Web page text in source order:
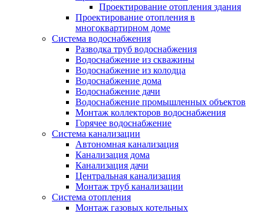
Проектирование отопления здания
Проектирование отопления в
многоквартирном доме
Система водоснабжения
Разводка труб водоснабжения
Водоснабжение из скважины
Водоснабжение из колодца
Водоснабжение дома
Водоснабжение дачи
Водоснабжение промышленных объектов
Монтаж коллекторов водоснабжения
Горячее водоснабжение
Система канализации
Автономная канализация
Канализация дома
Канализация дачи
Центральная канализация
Монтаж труб канализации
Система отопления
Монтаж газовых котельных